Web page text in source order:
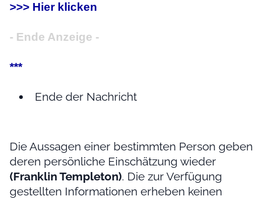
>>> Hier klicken
- Ende Anzeige -
***
Ende der Nachricht
Die Aussagen einer bestimmten Person geben
deren persönliche Einschätzung wieder
(Franklin Templeton). Die zur Verfügung
gestellten Informationen erheben keinen